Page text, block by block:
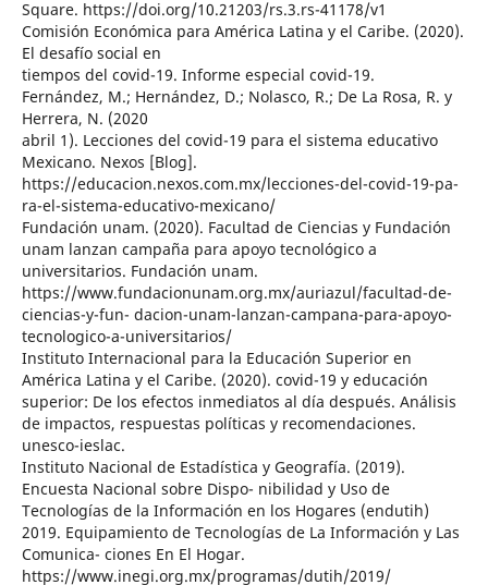
Square. https://doi.org/10.21203/rs.3.rs-41178/v1
Comisión Económica para América Latina y el Caribe. (2020).
El desafío social en
tiempos del covid-19. Informe especial covid-19.
Fernández, M.; Hernández, D.; Nolasco, R.; De La Rosa, R. y
Herrera, N. (2020
abril 1). Lecciones del covid-19 para el sistema educativo
Mexicano. Nexos [Blog].
https://educacion.nexos.com.mx/lecciones-del-covid-19-pa-
ra-el-sistema-educativo-mexicano/
Fundación unam. (2020). Facultad de Ciencias y Fundación
unam lanzan campaña para apoyo tecnológico a
universitarios. Fundación unam.
https://www.fundacionunam.org.mx/auriazul/facultad-de-
ciencias-y-fun- dacion-unam-lanzan-campana-para-apoyo-
tecnologico-a-universitarios/
Instituto Internacional para la Educación Superior en
América Latina y el Caribe. (2020). covid-19 y educación
superior: De los efectos inmediatos al día después. Análisis
de impactos, respuestas políticas y recomendaciones.
unesco-ieslac.
Instituto Nacional de Estadística y Geografía. (2019).
Encuesta Nacional sobre Dispo- nibilidad y Uso de
Tecnologías de la Información en los Hogares (endutih)
2019. Equipamiento de Tecnologías de La Información y Las
Comunica- ciones En El Hogar.
https://www.inegi.org.mx/programas/dutih/2019/